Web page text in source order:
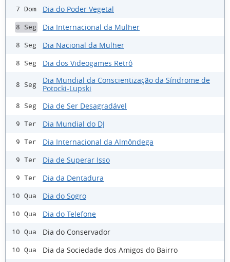
7 Dom Dia do Poder Vegetal
8 Seg Dia Internacional da Mulher
8 Seg Dia Nacional da Mulher
8 Seg Dia dos Videogames Retrô
8 Seg
Dia Mundial da Conscientização da Síndrome de
Potocki-Lupski
8 Seg Dia de Ser Desagradável
9 Ter Dia Mundial do DJ
9 Ter Dia Internacional da Almôndega
9 Ter Dia de Superar Isso
9 Ter Dia da Dentadura
10 Qua Dia do Sogro
10 Qua Dia do Telefone
10 Qua Dia do Conservador
10 Qua Dia da Sociedade dos Amigos do Bairro